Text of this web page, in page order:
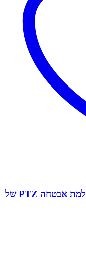
זרוע מדגם SNCA-WM40 למצלמת אבטחה PTZ של